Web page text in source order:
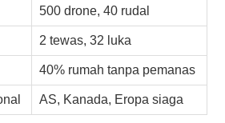
500 drone, 40 rudal
2 tewas, 32 luka
40% rumah tanpa pemanas
AS, Kanada, Eropa siaga